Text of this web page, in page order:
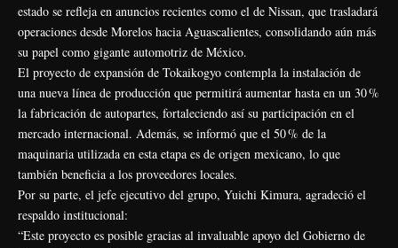
estado se refleja en anuncios recientes como el de Nissan, que trasladará
operaciones desde Morelos hacia Aguascalientes, consolidando aún más
su papel como gigante automotriz de México.
El proyecto de expansión de Tokaikogyo contempla la instalación de
una nueva línea de producción que permitirá aumentar hasta en un 30 %
la fabricación de autopartes, fortaleciendo así su participación en el
mercado internacional. Además, se informó que el 50 % de la
maquinaria utilizada en esta etapa es de origen mexicano, lo que
también beneficia a los proveedores locales.
Por su parte, el jefe ejecutivo del grupo, Yuichi Kimura, agradeció el
respaldo institucional:
“Este proyecto es posible gracias al invaluable apoyo del Gobierno de